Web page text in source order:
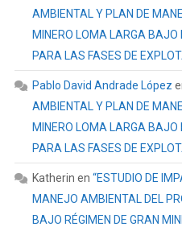
AMBIENTAL Y PLAN DE
MINERO LOMA LARGA BAJO
PARA LAS FASES DE
Pablo David Andrade López
AMBIENTAL Y PLAN DE
MINERO LOMA LARGA BAJO
PARA LAS FASES DE
Katherin en “ESTUDIO DE
MANEJO AMBIENTAL DEL
BAJO RÉGIMEN DE GRAN